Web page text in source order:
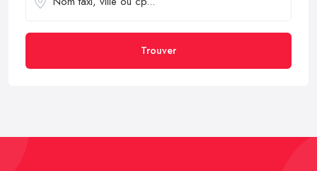
Trouver